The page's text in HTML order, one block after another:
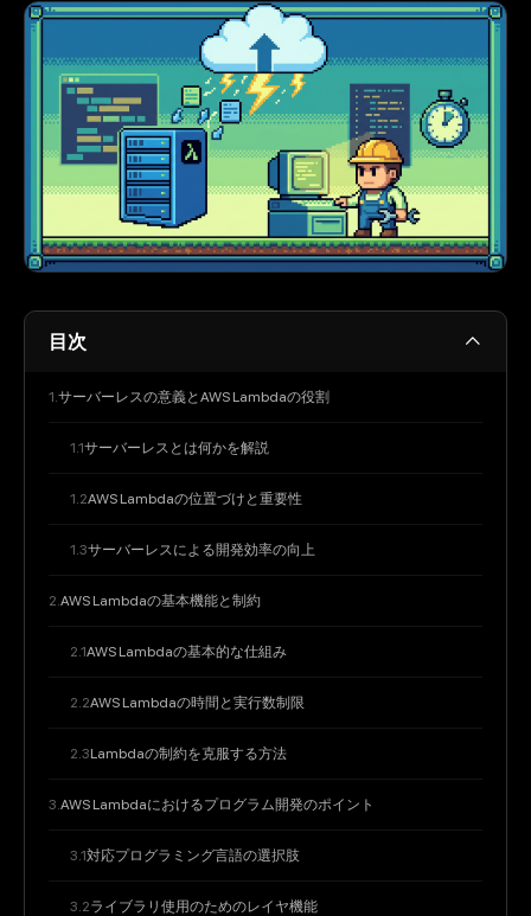
目次
サーバーレスの意義とAWS Lambdaの役割
サーバーレスとは何かを解説
AWS Lambdaの位置づけと重要性
サーバーレスによる開発効率の向上
AWS Lambdaの基本機能と制約
AWS Lambdaの基本的な仕組み
AWS Lambdaの時間と実行数制限
Lambdaの制約を克服する方法
AWS Lambdaにおけるプログラム開発のポイント
対応プログラミング言語の選択肢
ライブラリ使用のためのレイヤ機能